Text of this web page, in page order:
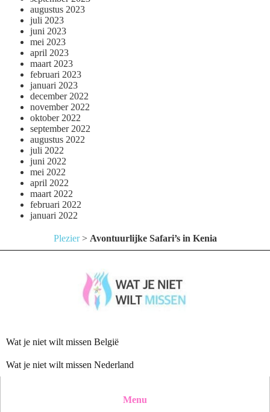
augustus 2023
juli 2023
juni 2023
mei 2023
april 2023
maart 2023
februari 2023
januari 2023
december 2022
november 2022
oktober 2022
september 2022
augustus 2022
juli 2022
juni 2022
mei 2022
april 2022
maart 2022
februari 2022
januari 2022
Plezier> Avontuurlijke Safari’s in Kenia
Wat je niet wilt missen België
Wat je niet wilt missen Nederland
Menu